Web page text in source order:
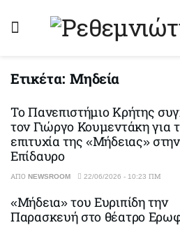
Ετικέτα:Μηδεία
Το Πανεπιστήμιο Κρήτης
τον Γιώργο Κουμεντάκη για
επιτυχία της «Μήδειας» στην
Επίδαυρο
ΑΠΌ NEWSROOM 22/06/2026 - 10:23 ΠΜ
«Μήδεια» του Ευριπίδη την
Παρασκευή στο θέατρο